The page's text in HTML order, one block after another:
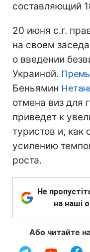
составляющий
20 июня с.г.
на своем
о введении
Украиной.
Беньямин
отмена виз для
приведет к
туристов и, как
усилению
роста.
Не
на наші
Або читайте